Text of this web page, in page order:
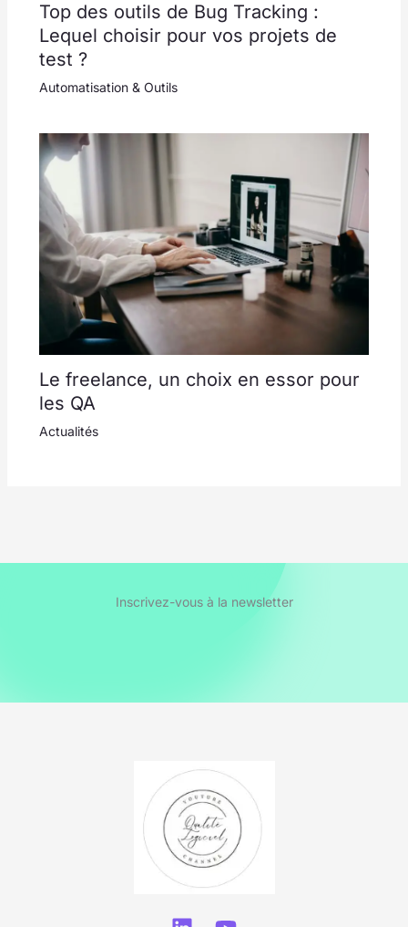
Top des outils de Bug Tracking :
Lequel choisir pour vos projets de
test ?
Automatisation & Outils
Le freelance, un choix en essor pour
les QA
Actualités
Inscrivez-vous à la newsletter